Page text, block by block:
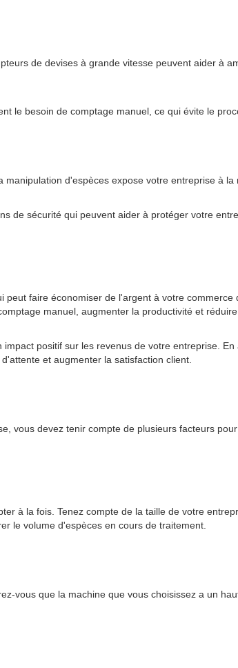
de devises à grande vitesse peuvent aider à
le besoin de comptage manuel, ce qui évite le
d'espèces expose votre entreprise à la
de sécurité qui peuvent aider à protéger votre
faire économiser de l'argent à votre
manuel, augmenter la productivité et réduire
positif sur les revenus de votre entreprise.
et augmenter la satisfaction client.
vous devez tenir compte de plusieurs facteurs
à la fois. Tenez compte de la taille de votre
le volume d'espèces en cours de traitement.
vous que la machine que vous choisissez a un